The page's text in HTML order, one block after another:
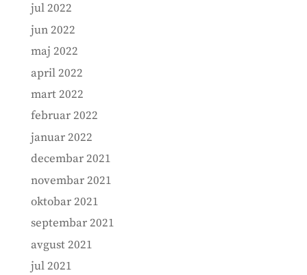
jul 2022
jun 2022
maj 2022
april 2022
mart 2022
februar 2022
januar 2022
decembar 2021
novembar 2021
oktobar 2021
septembar 2021
avgust 2021
jul 2021